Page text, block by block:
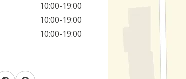
10:00-19:00
10:00-19:00
10:00-19:00